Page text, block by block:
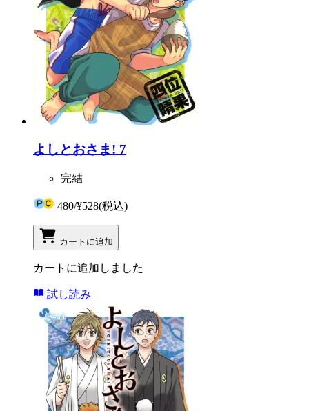
よしとおさま! 7
完結
480/¥528(税込)
カートに追加
カートに追加しました
試し読み